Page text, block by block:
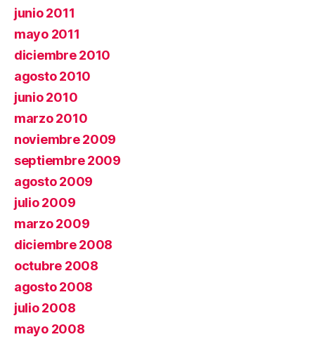
junio 2011
mayo 2011
diciembre 2010
agosto 2010
junio 2010
marzo 2010
noviembre 2009
septiembre 2009
agosto 2009
julio 2009
marzo 2009
diciembre 2008
octubre 2008
agosto 2008
julio 2008
mayo 2008